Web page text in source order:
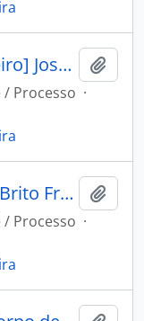
CARTA do [Capitão Engenheiro] José Pinheiro de Lacerda ao Governador e Capitão-General da Capitania de Mato Grosso João de Albuquerque de Melo Pereira e Cáceres.
/ Processo ·
CARTA do [Capitão] José de Brito Freire ao Governador e Capitão-General da Capitania de Mato Grosso João Carlos Augusto de Oeynhausen e Gravemberg.
/ Processo ·